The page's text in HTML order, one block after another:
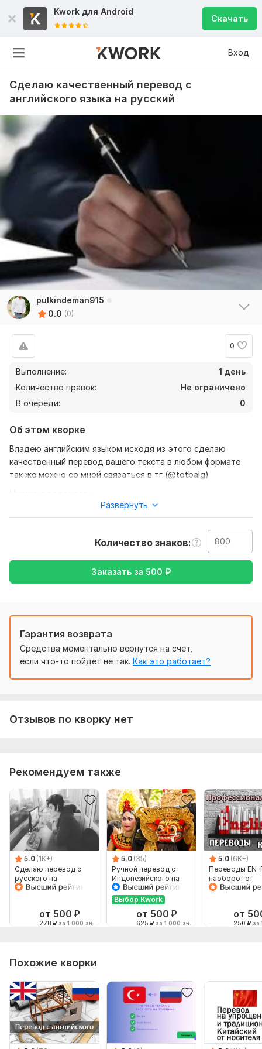
Kwork для Android
Скачать
Вход
Сделаю качественный перевод с
английского языка на русский
pulkindeman915
0.0 (0)
0
Выполнение:
1 день
Количество правок:
Не ограничено
В очереди:
0
Об этом кворке
Владею английским языком исходя из этого сделаю
качественный перевод вашего текста в любом формате
так же можно со мной связаться в тг (@totbalg)
с английского на русский либо же наоборот
Тематика: Электроника, гаджеты
Язык перевода:
Объем услуги в кворке:
Развернуть
Количество знаков
Заказать за 500 ₽
Гарантия возврата
Средства моментально вернутся на счет,
если что-то пойдет не так. Как это работает?
Отзывов по кворку нет
Рекомендуем также
5.0 (1K+)
Сделаю перевод с
русского на
английский и
от 500 ₽
278 ₽ за 1 000 зн.
5.0 (35)
Ручной перевод с
Индонезийского на
Русский и наоборот
Выбор Kwork
от 500 ₽
625 ₽ за 1 000 зн.
5.0 (6K+)
Переводы EN-
наоборот от
от
250 ₽ за
Похожие кворки